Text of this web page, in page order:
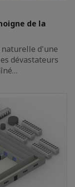
de la
naturelle d'une
dévastateurs